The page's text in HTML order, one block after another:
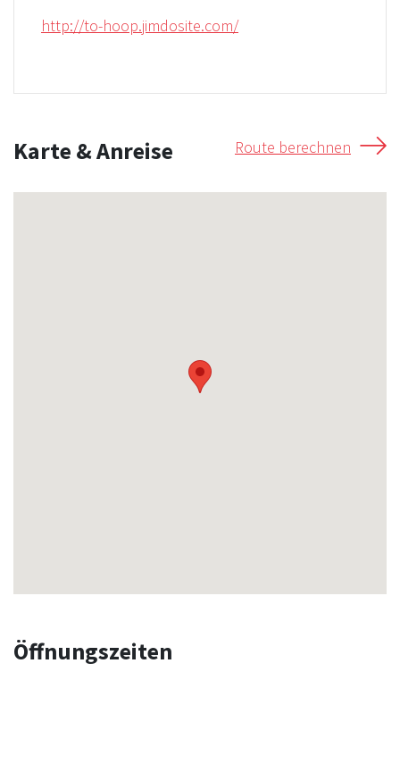
http://to-hoop.jimdosite.com/
Karte & Anreise Route berechnen
Öffnungszeiten